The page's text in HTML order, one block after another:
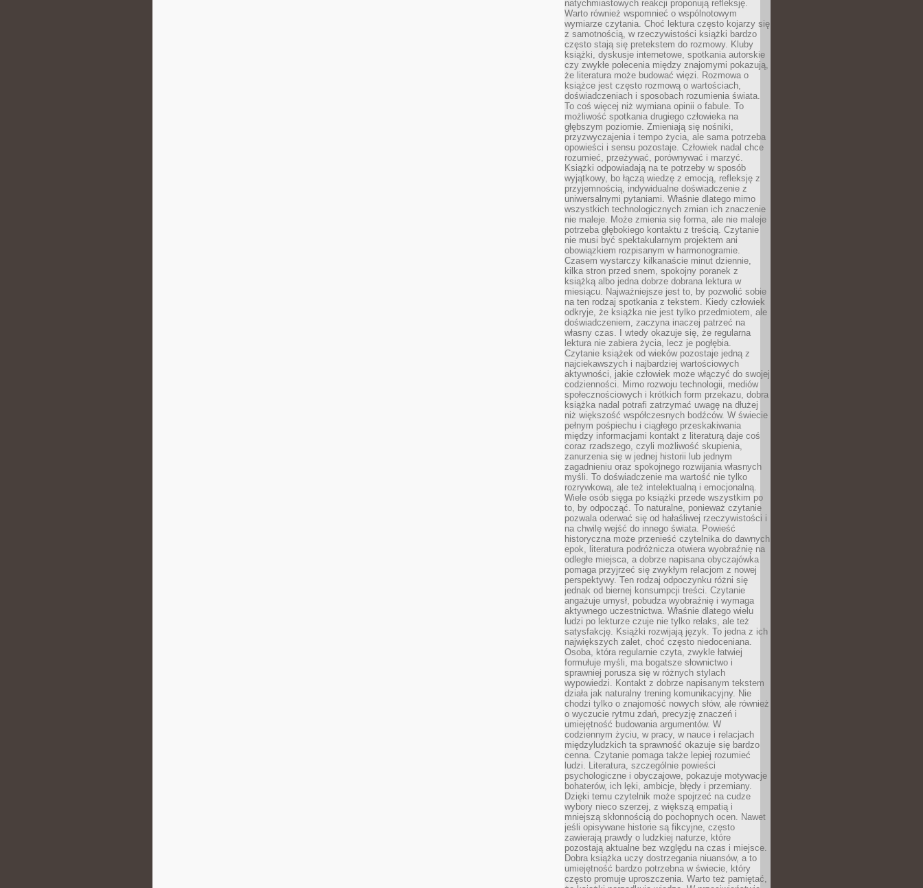
natychmiastowych reakcji proponują refleksję.
Warto również wspomnieć o wspólnotowym
wymiarze czytania. Choć lektura często kojarzy się
z samotnością, w rzeczywistości książki bardzo
często stają się pretekstem do rozmowy. Kluby
książki, dyskusje internetowe, spotkania autorskie
czy zwykłe polecenia między znajomymi pokazują,
że literatura może budować więzi. Rozmowa o
książce jest często rozmową o wartościach,
doświadczeniach i sposobach rozumienia świata.
To coś więcej niż wymiana opinii o fabule. To
możliwość spotkania drugiego człowieka na
głębszym poziomie. Zmieniają się nośniki,
przyzwyczajenia i tempo życia, ale sama potrzeba
opowieści i sensu pozostaje. Człowiek nadal chce
rozumieć, przeżywać, porównywać i marzyć.
Książki odpowiadają na te potrzeby w sposób
wyjątkowy, bo łączą wiedzę z emocją, refleksję z
przyjemnością, indywidualne doświadczenie z
uniwersalnymi pytaniami. Właśnie dlatego mimo
wszystkich technologicznych zmian ich znaczenie
nie maleje. Może zmienia się forma, ale nie maleje
potrzeba głębokiego kontaktu z treścią. Czytanie
nie musi być spektakularnym projektem ani
obowiązkiem rozpisanym w harmonogramie.
Czasem wystarczy kilkanaście minut dziennie,
kilka stron przed snem, spokojny poranek z
książką albo jedna dobrze dobrana lektura w
miesiącu. Najważniejsze jest to, by pozwolić sobie
na ten rodzaj spotkania z tekstem. Kiedy człowiek
odkryje, że książka nie jest tylko przedmiotem, ale
doświadczeniem, zaczyna inaczej patrzeć na
własny czas. I wtedy okazuje się, że regularna
lektura nie zabiera życia, lecz je pogłębia.
Czytanie książek od wieków pozostaje jedną z
najciekawszych i najbardziej wartościowych
aktywności, jakie człowiek może włączyć do swojej
codzienności. Mimo rozwoju technologii, mediów
społecznościowych i krótkich form przekazu, dobra
książka nadal potrafi zatrzymać uwagę na dłużej
niż większość współczesnych bodźców. W świecie
pełnym pośpiechu i ciągłego przeskakiwania
między informacjami kontakt z literaturą daje coś
coraz rzadszego, czyli możliwość skupienia,
zanurzenia się w jednej historii lub jednym
zagadnieniu oraz spokojnego rozwijania własnych
myśli. To doświadczenie ma wartość nie tylko
rozrywkową, ale też intelektualną i emocjonalną.
Wiele osób sięga po książki przede wszystkim po
to, by odpocząć. To naturalne, ponieważ czytanie
pozwala oderwać się od hałaśliwej rzeczywistości i
na chwilę wejść do innego świata. Powieść
historyczna może przenieść czytelnika do dawnych
epok, literatura podróżnicza otwiera wyobraźnię na
odległe miejsca, a dobrze napisana obyczajówka
pomaga przyjrzeć się zwykłym relacjom z nowej
perspektywy. Ten rodzaj odpoczynku różni się
jednak od biernej konsumpcji treści. Czytanie
angażuje umysł, pobudza wyobraźnię i wymaga
aktywnego uczestnictwa. Właśnie dlatego wielu
ludzi po lekturze czuje nie tylko relaks, ale też
satysfakcję. Książki rozwijają język. To jedna z ich
największych zalet, choć często niedoceniana.
Osoba, która regularnie czyta, zwykle łatwiej
formułuje myśli, ma bogatsze słownictwo i
sprawniej porusza się w różnych stylach
wypowiedzi. Kontakt z dobrze napisanym tekstem
działa jak naturalny trening komunikacyjny. Nie
chodzi tylko o znajomość nowych słów, ale również
o wyczucie rytmu zdań, precyzję znaczeń i
umiejętność budowania argumentów. W
codziennym życiu, w pracy, w nauce i relacjach
międzyludzkich ta sprawność okazuje się bardzo
cenna. Czytanie pomaga także lepiej rozumieć
ludzi. Literatura, szczególnie powieści
psychologiczne i obyczajowe, pokazuje motywacje
bohaterów, ich lęki, ambicje, błędy i przemiany.
Dzięki temu czytelnik może spojrzeć na cudze
wybory nieco szerzej, z większą empatią i
mniejszą skłonnością do pochopnych ocen. Nawet
jeśli opisywane historie są fikcyjne, często
zawierają prawdy o ludzkiej naturze, które
pozostają aktualne bez względu na czas i miejsce.
Dobra książka uczy dostrzegania niuansów, a to
umiejętność bardzo potrzebna w świecie, który
często promuje uproszczenia. Warto też pamiętać,